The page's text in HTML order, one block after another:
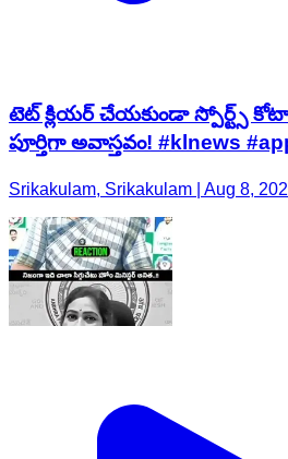
టెట్ క్లియర్ చేయకుండా స్పోర్ట్స్
పూర్తిగా అవాస్తవం! #klnews
Srikakulam, Srikakulam | Aug 8,